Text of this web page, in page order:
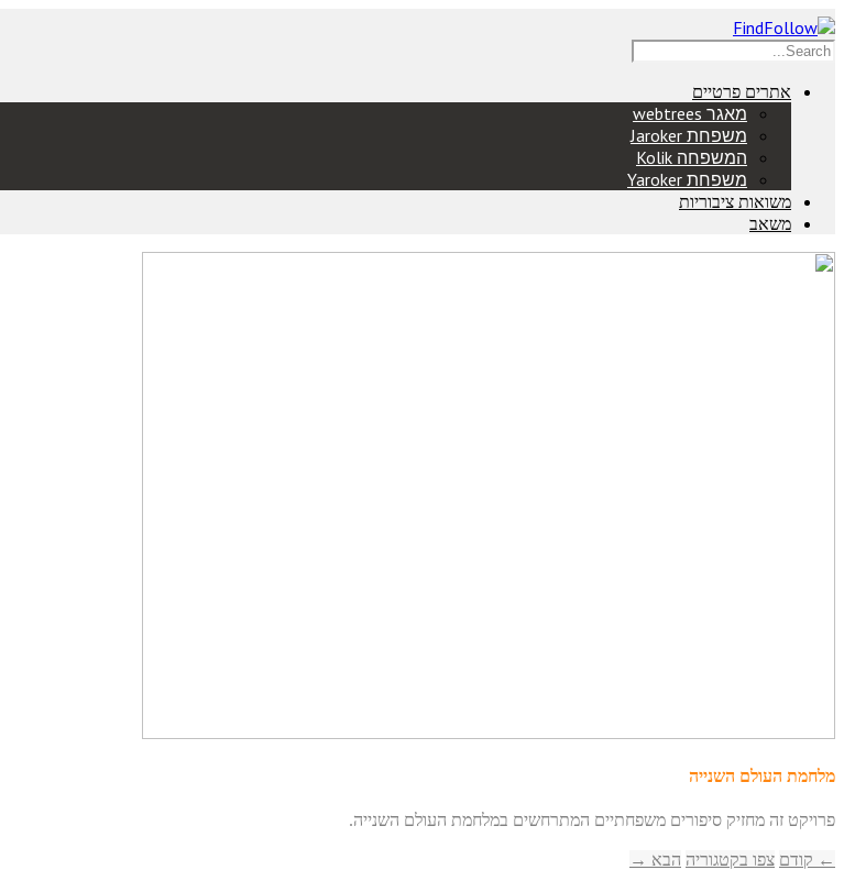
אתרים פרטיים
מאגר webtrees
משפחת Jaroker
המשפחה Kolik
משפחת Yaroker
משואות ציבוריות
משאב
מלחמת העולם השנייה
פרויקט זה מחזיק סיפורים משפחתיים המתרחשים במלחמת העולם השנייה.
← קודם צפו בקטגוריה הבא →